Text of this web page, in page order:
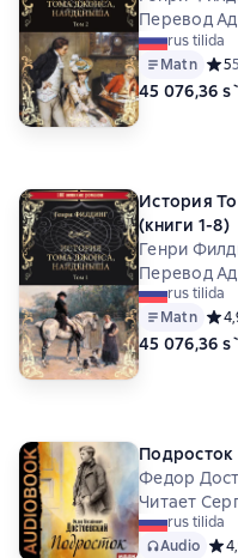
Перевод
rus tilida
Matn
55
45 076,36
История
(книги 1-8)
Генри
Перевод
rus tilida
Matn
45 076,36
Подросток
Федор
Читает
rus tilida
Audio